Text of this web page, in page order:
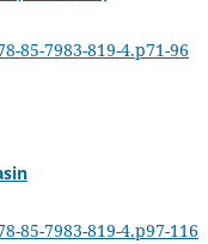
85-7983-819-4.p71-96
85-7983-819-4.p97-116